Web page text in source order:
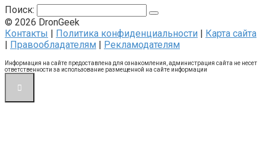
Поиск:
© 2026 DronGeek
Контакты
Политика конфиденциальности
Карта сайта
Правообладателям Рекламодателям
Информация на сайте предоставлена для ознакомления, администрация сайта не несет
ответственности за использование размещенной на сайте информации